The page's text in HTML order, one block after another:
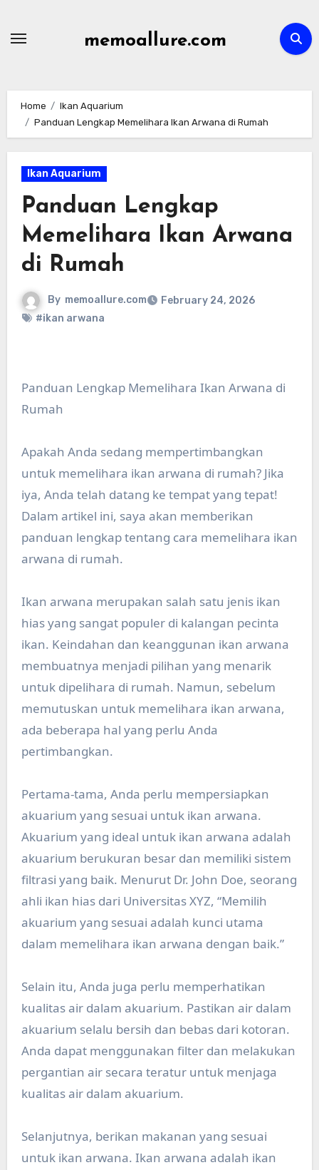
memoallure.com
Home
Ikan Aquarium
Panduan Lengkap Memelihara Ikan Arwana di Rumah
Ikan Aquarium
Panduan Lengkap
Memelihara Ikan Arwana
di Rumah
By memoallure.com
February 24, 2026
#ikan arwana
Panduan Lengkap Memelihara Ikan Arwana di
Rumah
Apakah Anda sedang mempertimbangkan
untuk memelihara ikan arwana di rumah? Jika
iya, Anda telah datang ke tempat yang tepat!
Dalam artikel ini, saya akan memberikan
panduan lengkap tentang cara memelihara ikan
arwana di rumah.
Ikan arwana merupakan salah satu jenis ikan
hias yang sangat populer di kalangan pecinta
ikan. Keindahan dan keanggunan ikan arwana
membuatnya menjadi pilihan yang menarik
untuk dipelihara di rumah. Namun, sebelum
memutuskan untuk memelihara ikan arwana,
ada beberapa hal yang perlu Anda
pertimbangkan.
Pertama-tama, Anda perlu mempersiapkan
akuarium yang sesuai untuk ikan arwana.
Akuarium yang ideal untuk ikan arwana adalah
akuarium berukuran besar dan memiliki sistem
filtrasi yang baik. Menurut Dr. John Doe, seorang
ahli ikan hias dari Universitas XYZ, “Memilih
akuarium yang sesuai adalah kunci utama
dalam memelihara ikan arwana dengan baik.”
Selain itu, Anda juga perlu memperhatikan
kualitas air dalam akuarium. Pastikan air dalam
akuarium selalu bersih dan bebas dari kotoran.
Anda dapat menggunakan filter dan melakukan
pergantian air secara teratur untuk menjaga
kualitas air dalam akuarium.
Selanjutnya, berikan makanan yang sesuai
untuk ikan arwana. Ikan arwana adalah ikan